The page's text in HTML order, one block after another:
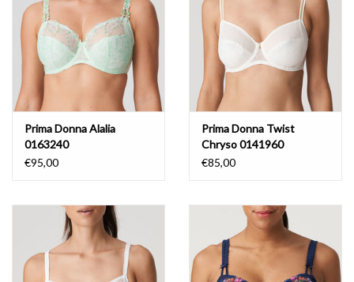
Lingerie-accessoires
Cadeaubonnen
Prima Donna Alalia
0163240
€95,00
Prima Donna Twist
Chryso 0141960
€85,00